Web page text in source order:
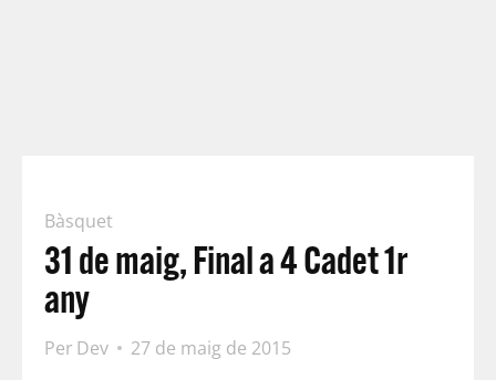
Bàsquet
31 de maig, Final a 4 Cadet 1r
any
Per Dev
27 de maig de 2015